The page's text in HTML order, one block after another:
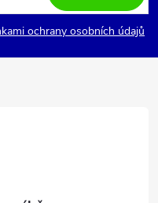
ochrany osobních údajů